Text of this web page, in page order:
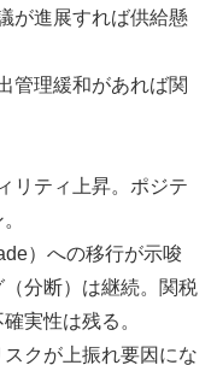
が進展すれば供給懸
管理緩和があれば関
リティ上昇。ポジテ
）への移行が示唆
分断）は継続。関税
実性は残る。
クが上振れ要因にな